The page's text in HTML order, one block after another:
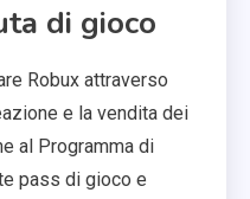
di gioco
Robux attraverso
e la vendita dei
al Programma di
pass di gioco e